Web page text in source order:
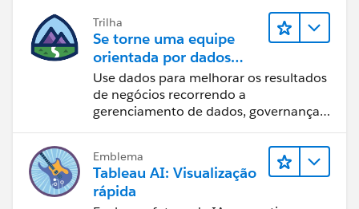
Trilha
Se torne uma equipe
orientada por dados
usando o Tableau
Use dados para melhorar os resultados
de negócios recorrendo a
gerenciamento de dados, governança
de dados, narrativa baseada em dados
e colaboração.
Emblema
Tableau AI: Visualização
rápida